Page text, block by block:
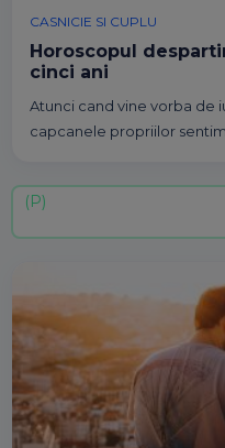
CASNICIE SI CUPLU
Horoscopul
cinci ani
Atunci cand vine vorba de
capcanele propriilor